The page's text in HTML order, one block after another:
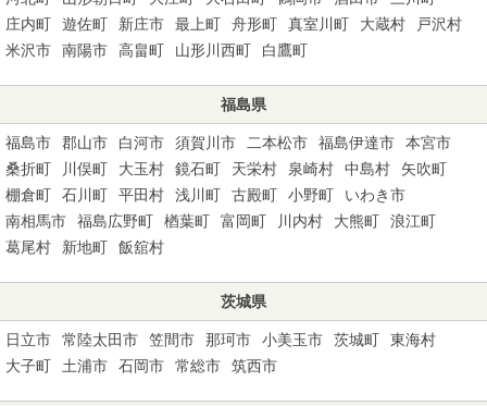
庄内町
遊佐町 新庄市 最上町 舟形町 真室川町 大蔵村
戸沢村
米沢市
南陽市 高畠町 山形川西町 白鷹町
福島県
福島市 郡山市 白河市 須賀川市 二本松市 福島伊達市
本宮市
桑折町
川俣町 大玉村 鏡石町 天栄村 泉崎村 中島村
矢吹町
棚倉町
石川町 平田村 浅川町 古殿町 小野町
いわき市
南相馬市
福島広野町 楢葉町 富岡町 川内村 大熊町
浪江町
葛尾村
新地町 飯舘村
茨城県
日立市 常陸太田市 笠間市 那珂市 小美玉市 茨城町
東海村
大子町
土浦市 石岡市 常総市 筑西市